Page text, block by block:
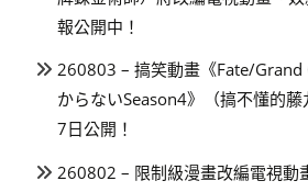
報公開中！
260803 – 搞笑動畫《Fate/
からないSeason4》（搞不懂的
7日公開！
260802 – 限制級漫畫改編電視動